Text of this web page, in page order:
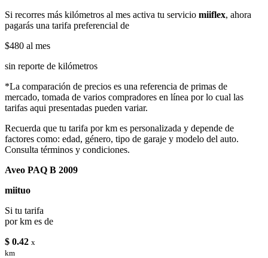
Si recorres más kilómetros al mes activa tu servicio miiflex, ahora
pagarás una tarifa preferencial de
$480 al mes
sin reporte de kilómetros
*La comparación de precios es una referencia de primas de
mercado, tomada de varios compradores en línea por lo cual las
tarifas aqui presentadas pueden variar.
Recuerda que tu tarifa por km es personalizada y depende de
factores como: edad, género, tipo de garaje y modelo del auto.
Consulta términos y condiciones.
Aveo PAQ B 2009
miituo
Si tu tarifa
por km es de
$ 0.42 x
km